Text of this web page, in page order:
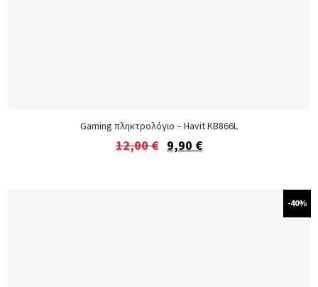
Gaming πληκτρολόγιο – Havit KB866L
12,00€ 9,90 €
-40%